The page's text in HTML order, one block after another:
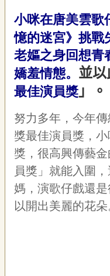
小咪在唐美雲歌
憶的迷宮》挑戰
老嫗之身回想青
嬌羞情態。 並
最佳演員獎 」。
努力多年，今年
獎最佳演員獎，
獎，很高興傳藝
員獎」就能入圍
媽，演歌仔戲還
以開出美麗的花朵